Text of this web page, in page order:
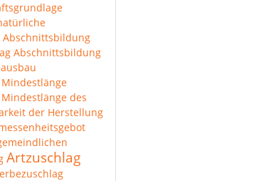
Abschnittsbildung
Abschnittsbildung
des
der Herstellung
Artzuschlag